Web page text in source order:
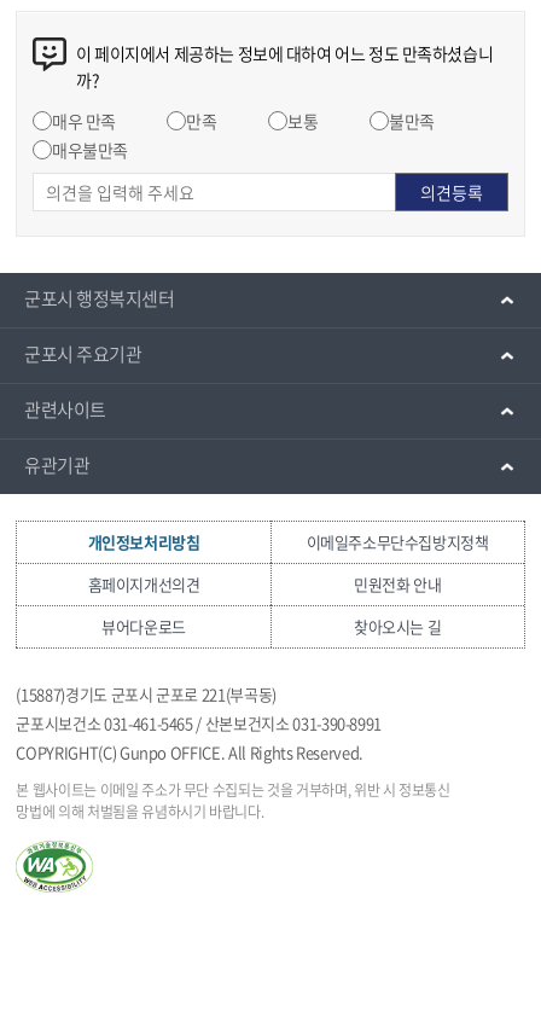
이 페이지에서 제공하는 정보에 대하여 어느 정도 만족하셨습니
까?
매우 만족
만족 보통
불만족
매우불만족
군포시 행정복지센터
군포시 주요기관
관련사이트
유관기관
개인정보처리방침
이메일주소무단수집방지정책
홈페이지개선의견
민원전화 안내
뷰어다운로드
찾아오시는 길
(15887)경기도 군포시 군포로 221(부곡동)
군포시보건소 031-461-5465 / 산본보건지소 031-390-8991
COPYRIGHT(C) Gunpo OFFICE. All Rights Reserved.
본 웹사이트는 이메일 주소가 무단 수집되는 것을거부하며, 위반 시 정보통신
망법에 의해 처벌됨을유념하시기 바랍니다.